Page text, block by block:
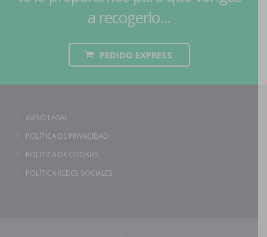
a recogerlo...
PEDIDO EXPRESS
AVISO LEGAL
POLÍTICA DE PRIVACIDAD
POLÍTICA DE COOKIES
POLÍTICA REDES SOCIALES